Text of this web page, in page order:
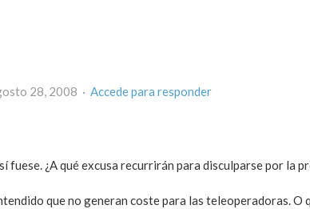
28, 2008 · Accede para responder
fuese. ¿A qué excusa recurrirán para disculparse por la
que no generan coste para las teleoperadoras. O